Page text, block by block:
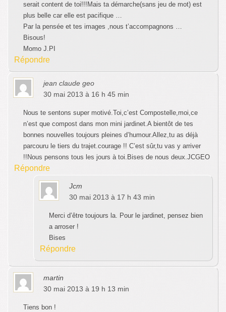
serait content de toi!!!Mais ta démarche(sans jeu de mot) est
plus belle car elle est pacifique …
Par la pensée et tes images ,nous t’accompagnons …
Bisous!
Momo J.PI
Répondre
jean claude geo
30 mai 2013 à 16 h 45 min
Nous te sentons super motivé.Toi,c’est Compostelle,moi,ce
n’est que compost dans mon mini jardinet.A bientôt de tes
bonnes nouvelles toujours pleines d’humour.Allez,tu as déjà
parcouru le tiers du trajet.courage !! C’est sûr,tu vas y arriver
!!Nous pensons tous les jours à toi.Bises de nous deux.JCGEO
Répondre
Jcm
30 mai 2013 à 17 h 43 min
Merci d’être toujours la. Pour le jardinet, pensez bien
a arroser !
Bises
Répondre
martin
30 mai 2013 à 19 h 13 min
Tiens bon !